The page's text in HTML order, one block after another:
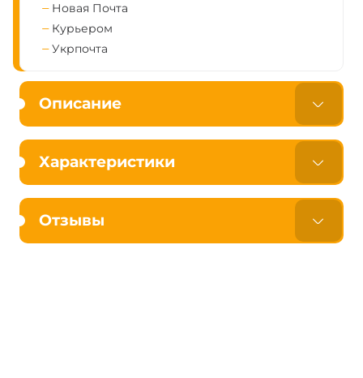
Новая Почта
Курьером
Укрпочта
Описание
Характеристики
Отзывы